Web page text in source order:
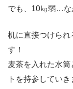
でも、10㎏弱…な
机に直接つけられ
す！
麦茶を入れた水
トを持参していき